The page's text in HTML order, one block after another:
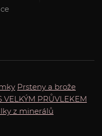
Prsteny a brože
VELKÝM PRŮVLEKEM
z minerálů